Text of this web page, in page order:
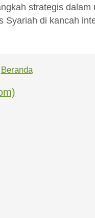
strategis dalam
Syariah di kancah
Beranda